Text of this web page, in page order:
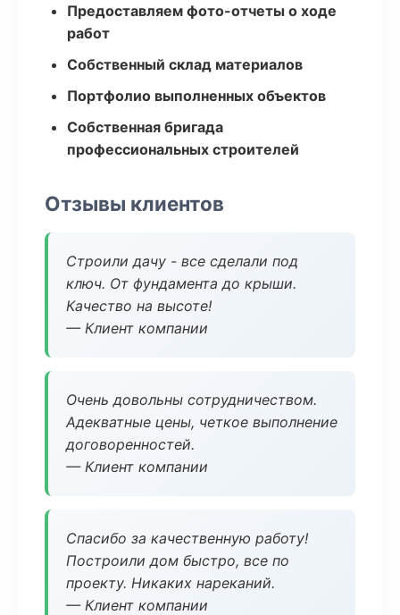
Предоставляем фото-отчеты о ходе
работ
Собственный склад материалов
Портфолио выполненных объектов
Собственная бригада
профессиональных строителей
Отзывы клиентов
Строили дачу - все сделали под
ключ. От фундамента до крыши.
Качество на высоте!
— Клиент компании
Очень довольны сотрудничеством.
Адекватные цены, четкое выполнение
договоренностей.
— Клиент компании
Спасибо за качественную работу!
Построили дом быстро, все по
проекту. Никаких нареканий.
— Клиент компании